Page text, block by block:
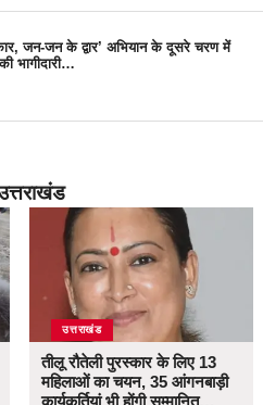
जन-जन के द्वार’ अभियान के दूसरे चरण में
भागीदारी…
उत्तराखंड
तीलू रौतेली पुरस्कार के लिए 13
महिलाओं का चयन, 35 आंगनबाड़ी
कार्यकर्तियां भी होंगी सम्मानित…